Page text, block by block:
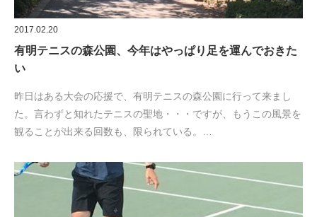
2017.02.20
有明テニスの森公園、今年はやっぱり足を運んでおきた
い
昨日はある大会の応援で、有明テニスの森公園に行って来まし
た。言わずと知れたテニスの聖地・・・ですが、もうこの風景を
観ることが出来る回数も、限られている。…